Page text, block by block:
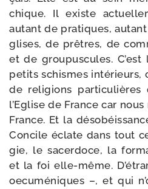
chique. Il existe
autant de pra­tiques, autant
glises, de prêtres, de
et de grou­pus­cules.
petits schismes inté­rieurs,
de reli­gions
l’Eglise de France car
France. Et la
Concile éclate dans tout
gie, le sacer­doce, la
et la foi elle-​même.
oecu­mé­niques –, et qui